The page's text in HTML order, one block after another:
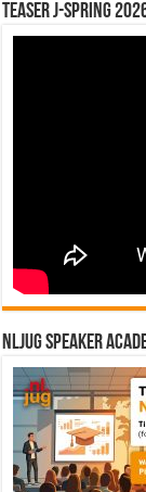
Teaser J-Spring
NLJUG Speaker